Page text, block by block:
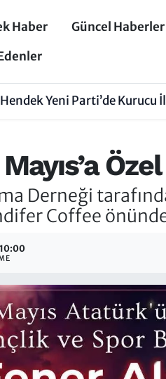
Haber Güncel Haberler
Hendek Yeni Parti’de Kurucu
Derneği
Coffee